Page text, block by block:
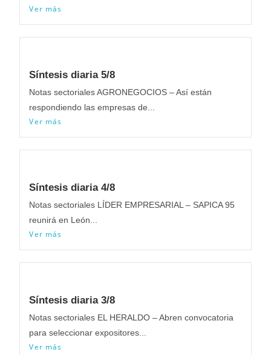
Ver más
Síntesis diaria 5/8
Notas sectoriales AGRONEGOCIOS – Así están
respondiendo las empresas de...
Ver más
Síntesis diaria 4/8
Notas sectoriales LÍDER EMPRESARIAL – SAPICA 95
reunirá en León...
Ver más
Síntesis diaria 3/8
Notas sectoriales EL HERALDO – Abren convocatoria
para seleccionar expositores...
Ver más